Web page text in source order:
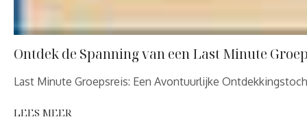
Ontdek de Spanning van een Last Minute
Last Minute Groepsreis: Een Avontuurlijke
LEES MEER